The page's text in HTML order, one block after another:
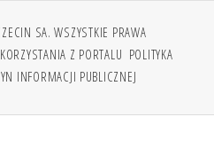
SA. WSZYSTKIE PRAWA
Z PORTALU POLITYKA
INFORMACJI PUBLICZNEJ